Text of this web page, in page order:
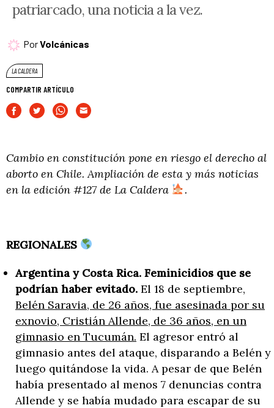
patriarcado, una noticia a la vez.
PorVolcánicas
LA CALDERA
COMPARTIR ARTÍCULO
Cambio en constitución pone en riesgo el derecho al
aborto en Chile. Ampliación de esta y más noticias
en la edición #127 de La Caldera
.
REGIONALES
Argentina y Costa Rica. Feminicidios que se
podrían haber evitado. El 18 de septiembre,
Belén Saravia, de 26 años, fue asesinada por su
exnovio, Cristián Allende, de 36 años, en un
gimnasio en Tucumán. El agresor entró al
gimnasio antes del ataque, disparando a Belén y
luego quitándose la vida. A pesar de que Belén
había presentado al menos 7 denuncias contra
Allende y se había mudado para escapar de su